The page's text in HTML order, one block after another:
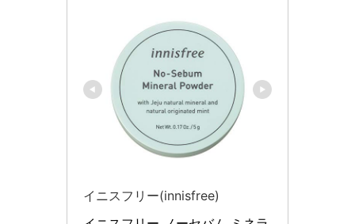
イニスフリー(innisfree)